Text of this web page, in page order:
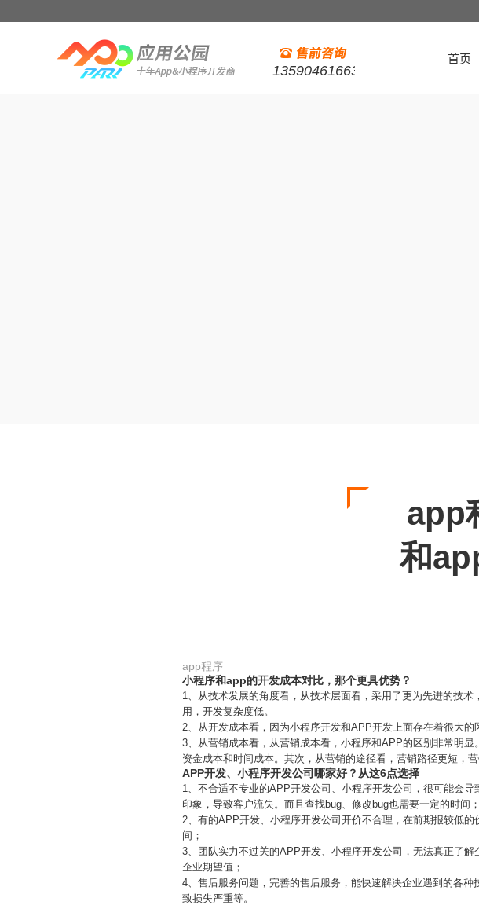
13590461663
首页
app
和
app程序
小程序和app的开发成本对比，那个更具优势？
1、从技术发展的角度看，从技术层面看，采用了更为先进的技
用，开发复杂度低。
2、从开发成本看，因为小程序开发和APP开发上面存在着很大
3、从营销成本看，从营销成本看，小程序和APP的区别非常明
资金成本和时间成本。其次，从营销的途径看，营销路径更短，
APP开发、小程序开发公司哪家好？从这6点选择
1、不合适不专业的APP开发公司、小程序开发公司，很可能会
印象，导致客户流失。而且查找bug、修改bug也需要一定的时间；
2、有的APP开发、小程序开发公司开价不合理，在前期报较低
间；
3、团队实力不过关的APP开发、小程序开发公司，无法真正了
企业期望值；
4、售后服务问题，完善的售后服务，能快速解决企业遇到的各
致损失严重等。